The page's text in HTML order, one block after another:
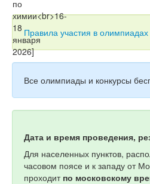
Тесты
Книги
Игры
Учитель
Правила участия в олимпиадах
Все олимпиады и конкурсы
Дата и время проведения,
Для населенных пунктов,
часовом поясе и к западу от
проходит по московскому